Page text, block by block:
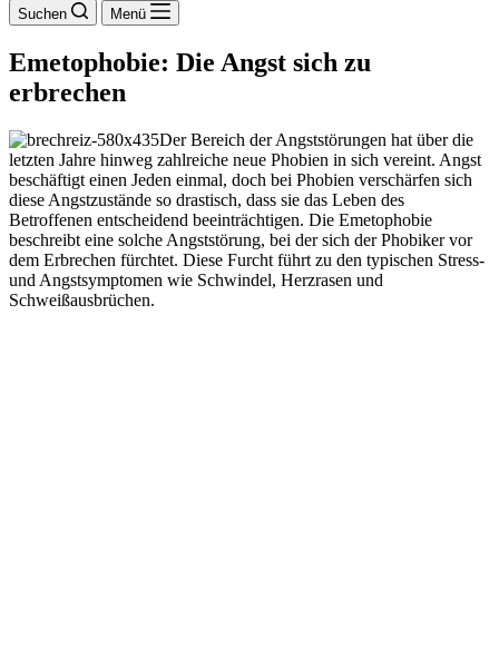
Suchen Menü
Emetophobie: Die Angst sich zu
erbrechen
Der Bereich der Angststörungen hat über die
letzten Jahre hinweg zahlreiche neue Phobien in sich vereint. Angst
beschäftigt einen Jeden einmal, doch bei Phobien verschärfen sich
diese Angstzustände so drastisch, dass sie das Leben des
Betroffenen entscheidend beeinträchtigen. Die Emetophobie
beschreibt eine solche Angststörung, bei der sich der Phobiker vor
dem Erbrechen fürchtet. Diese Furcht führt zu den typischen Stress-
und Angstsymptomen wie Schwindel, Herzrasen und
Schweißausbrüchen.